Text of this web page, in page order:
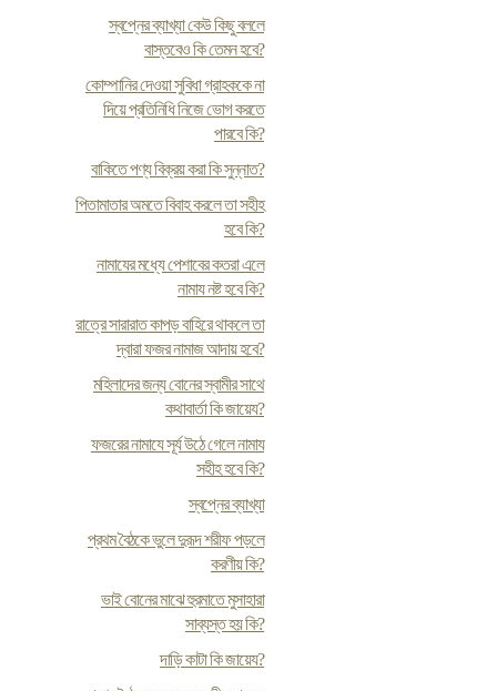
স্বপ্নের ব্যাখ্যা কেউ কিছু বললে
বাস্তবেও কি তেমন হবে?
কোম্পানির দেওয়া সুবিধা গ্রাহককে না
দিয়ে প্রতিনিধি নিজে ভোগ করতে
পারবে কি?
বাকিতে পণ্য বিক্রয় করা কি সুন্নাত?
পিতামাতার অমতে বিবাহ করলে তা সহীহ
হবে কি?
নামাযের মধ্যে পেশাবের কতরা এলে
নামায নষ্ট হবে কি?
রাত্রে সারারাত কাপড় বাহিরে থাকলে তা
দ্বারা ফজর নামাজ আদায় হবে?
মহিলাদের জন্য বোনের স্বামীর সাথে
কথাবার্তা কি জায়েয?
ফজরের নামাযে সূর্য উঠে গেলে নামায
সহীহ হবে কি?
স্বপ্নের ব্যাখ্যা
প্রথম বৈঠকে ভুলে দুরূদ শরীফ পড়লে
করণীয় কি?
ভাই বোনের মাঝে হুরমাতে মুসাহারা
সাব্যস্ত হয় কি?
দাড়ি কাটা কি জায়েয?